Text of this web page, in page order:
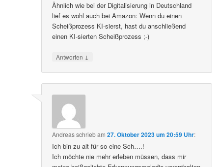
Ähnlich wie bei der Digitalisierung in Deutschland
lief es wohl auch bei Amazon: Wenn du einen
Scheißprozess KI-sierst, hast du anschließend
einen KI-sierten Scheißprozess ;-)
Antworten ↓
Andreasschriebam27. Oktober 2023 um 20:59 Uhr:
Ich bin zu alt für so eine Sch….!
Ich möchte nie mehr erleben müssen, dass mir